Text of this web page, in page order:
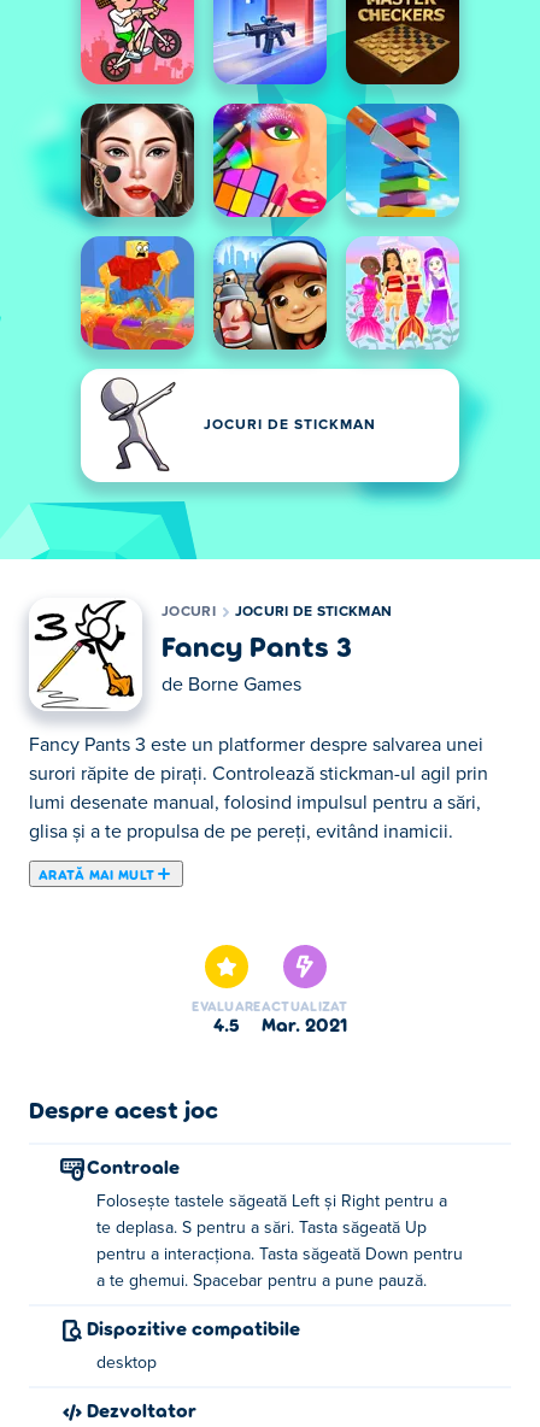
JOCURI DE STICKMAN
JOCURI JOCURI DE STICKMAN
Fancy Pants 3
de Borne Games
Fancy Pants 3 este un platformer despre salvarea unei
surori răpite de pirați. Controlează stickman-ul agil prin
lumi desenate manual, folosind impulsul pentru a sări,
glisa și a te propulsa de pe pereți, evitând inamicii.
ARATĂ MAI MULT
EVALUARE
4.5
ACTUALIZAT
mar. 2021
Despre acest joc
Controale
Folosește tastele săgeată Left și Right pentru a
te deplasa. S pentru a sări. Tasta săgeată Up
pentru a interacționa. Tasta săgeată Down pentru
a te ghemui. Spacebar pentru a pune pauză.
Dispozitive compatibile
desktop
Dezvoltator